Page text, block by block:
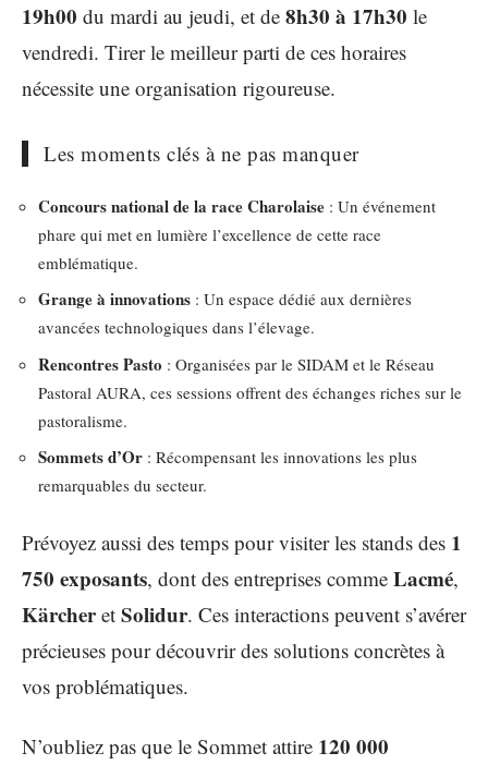
19h00 du mardi au jeudi, et de 8h30 à 17h30 le
vendredi. Tirer le meilleur parti de ces horaires
nécessite une organisation rigoureuse.
Les moments clés à ne pas manquer
Concours national de la race Charolaise : Un événement
phare qui met en lumière l’excellence de cette race
emblématique.
Grange à innovations : Un espace dédié aux dernières
avancées technologiques dans l’élevage.
Rencontres Pasto : Organisées par le SIDAM et le Réseau
Pastoral AURA, ces sessions offrent des échanges riches sur le
pastoralisme.
Sommets d’Or : Récompensant les innovations les plus
remarquables du secteur.
Prévoyez aussi des temps pour visiter les stands des 1
750 exposants, dont des entreprises comme Lacmé,
Kärcheret Solidur. Ces interactions peuvent s’avérer
précieuses pour découvrir des solutions concrètes à
vos problématiques.
N’oubliez pas que le Sommet attire 120 000